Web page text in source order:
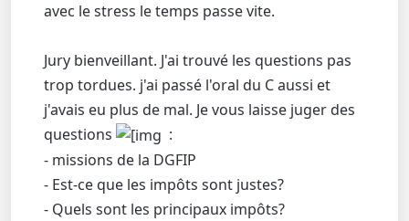
avec le stress le temps passe vite.
Jury bienveillant. J'ai trouvé les questions pas
trop tordues. j'ai passé l'oral du C aussi et
j'avais eu plus de mal. Je vous laisse juger des
questions
:
- missions de la DGFIP
- Est-ce que les impôts sont justes?
- Quels sont les principaux impôts?